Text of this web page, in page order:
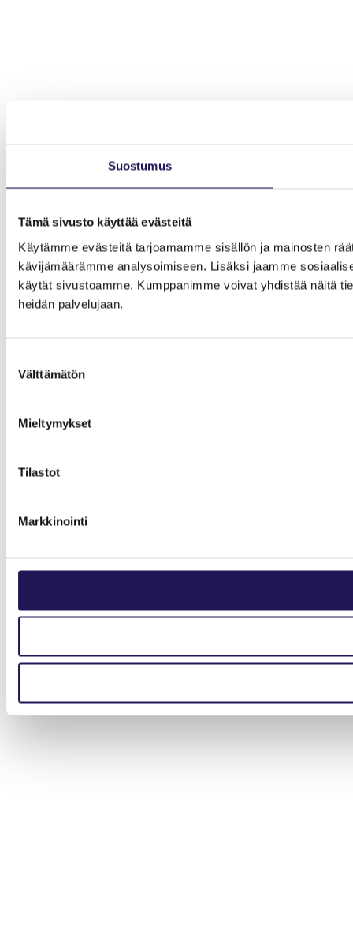
Suostumus
Tämä sivusto käyttää evästeitä
Käytämme evästeitä tarjoamamme sisällön ja mainosten
kävijämäärämme analysoimiseen. Lisäksi jaamme
käytät sivustoamme. Kumppanimme voivat yhdistää näitä
heidän palvelujaan.
valinta
Välttämätön
Mieltymykset
Tilastot
Markkinointi